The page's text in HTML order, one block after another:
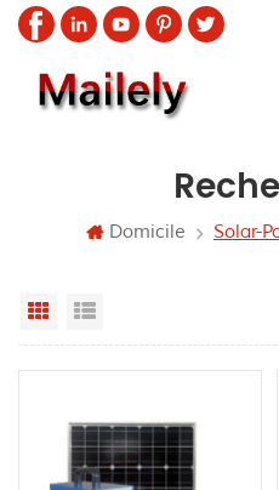
Domicile Solar-
Grid View